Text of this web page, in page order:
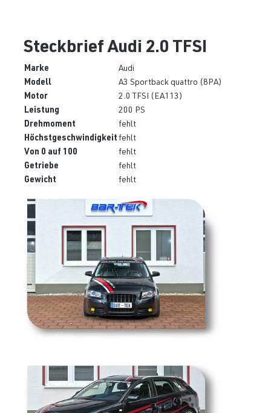
Steckbrief Audi 2.0 TFSI
Marke Audi
Modell A3 Sportback quattro (8PA)
Motor 2.0 TFSI (EA113)
Leistung 200 PS
Drehmoment fehlt
Höchstgeschwindigkeit fehlt
Von 0 auf 100 fehlt
Getriebe fehlt
Gewicht fehlt